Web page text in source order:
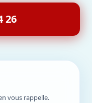
26
vous rappelle.